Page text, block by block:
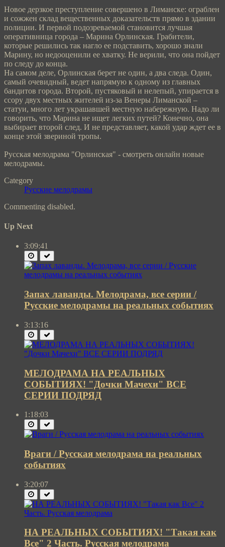
Новое дерзкое преступление совершено в Лиманске: ограблен
и сожжен склад вещественных доказательств прямо в здании
полиции. И первой подозреваемой становится лучшая
оперативница города – Марина Орлинская. Грабители,
которые решились так нагло ее подставить, хорошо знали
Марину, но недооценили ее хватку. Не верили, что она пойдет
по следу до конца.
На самом деле, Орлинская берет не один, а два следа. Один,
самый очевидный, ведет напрямую к одному из главных
бандитов города. Второй, пустяковый и нелепый, упирается в
ссору двух местных жителей из-за Венеры Лиманской –
статуи, много лет украшавшей местную набережную. Надо ли
говорить, что Марина не ищет легких путей? Конечно, она
выбирает второй след. И не представляет, какой удар ждет ее в
конце этой звериной тропы.
Русская мелодрама "Орлинская" - смотреть онлайн новые
мелодрамы.
Category
Русские мелодрамы
Commenting disabled.
Up Next
3:09:41
Запах лаванды. Мелодрама, все серии /
Русские мелодрамы на реальных событиях
3:13:16
МЕЛОДРАМА НА РЕАЛЬНЫХ
СОБЫТИЯХ! "Дочки Мачехи" ВСЕ
СЕРИИ ПОДРЯД
1:18:03
Враги / Русская мелодрама на реальных
событиях
3:20:07
НА РЕАЛЬНЫХ СОБЫТИЯХ! "Такая как
Все" 2 Часть. Русская мелодрама